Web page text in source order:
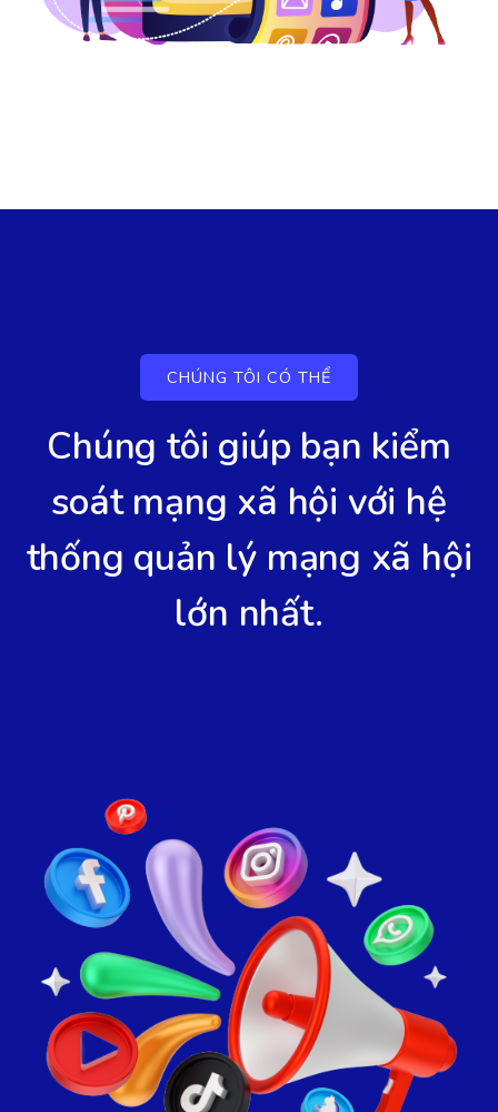
CHÚNG TÔI CÓ THỂ
Chúng tôi giúp bạn kiểm
soát mạng xã hội với hệ
thống quản lý mạng xã hội
lớn nhất.